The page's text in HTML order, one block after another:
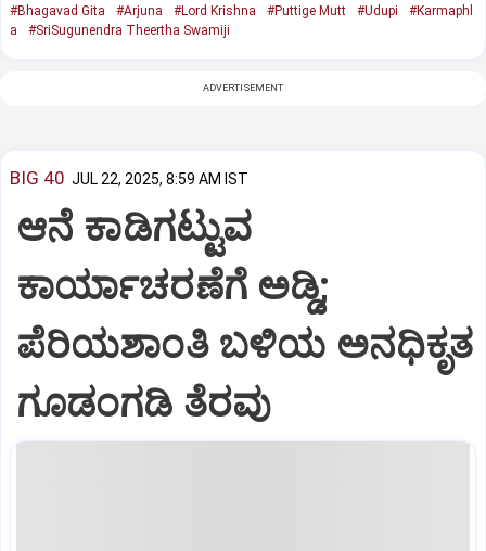
#Bhagavad Gita #Arjuna #Lord Krishna #Puttige Mutt #Udupi
#Karmaphl
a
#SriSugunendra Theertha Swamiji
ADVERTISEMENT
BIG 40 JUL 22, 2025, 8:59 AM IST
ಆನೆ ಕಾಡಿಗಟ್ಟುವ
ಕಾರ್ಯಾಚರಣೆಗೆ ಅಡ್ಡಿ;
ಪೆರಿಯಶಾಂತಿ ಬಳಿಯ ಅನಧಿಕೃತ
ಗೂಡಂಗಡಿ ತೆರವು